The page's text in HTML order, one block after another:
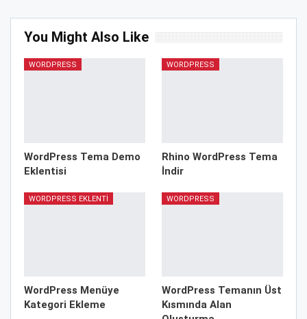
You Might Also Like
WORDPRESS
WordPress Tema Demo
Eklentisi
WORDPRESS
Rhino WordPress Tema
İndir
WORDPRESS EKLENTI
WordPress Menüye
Kategori Ekleme
WORDPRESS
WordPress Temanın Üst
Kısmında Alan